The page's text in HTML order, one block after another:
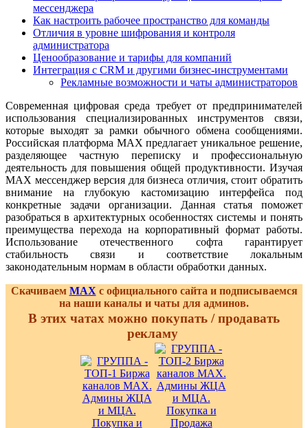
мессенджера
Как настроить рабочее пространство для команды
Отличия в уровне шифрования и контроля
администратора
Ценообразование и тарифы для компаний
Интеграция с CRM и другими бизнес-инструментами
Рекламные возможности и чаты администраторов
Современная цифровая среда требует от предпринимателей
использования специализированных инструментов связи,
которые выходят за рамки обычного обмена сообщениями.
Российская платформа MAX предлагает уникальное решение,
разделяющее частную переписку и профессиональную
деятельность для повышения общей продуктивности. Изучая
MAX мессенджер версия для бизнеса отличия, стоит обратить
внимание на глубокую кастомизацию интерфейса под
конкретные задачи организации. Данная статья поможет
разобраться в архитектурных особенностях системы и понять
преимущества перехода на корпоративный формат работы.
Использование отечественного софта гарантирует
стабильность связи и соответствие локальным
законодательным нормам в области обработки данных.
Скачиваем MAX с официального сайта и подписываемся
на наши каналы и чаты для админов.
В этих чатах можно покупать / продавать
рекламу